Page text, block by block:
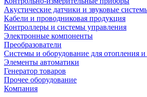
Акустические датчики и звуковые
Кабели и проводниковая продукция
Контроллеры и системы управления
Электронные компоненты
Преобразователи
Системы и оборудование для отопления
Элементы автоматики
Генератор товаров
Прочее оборудование
Компания